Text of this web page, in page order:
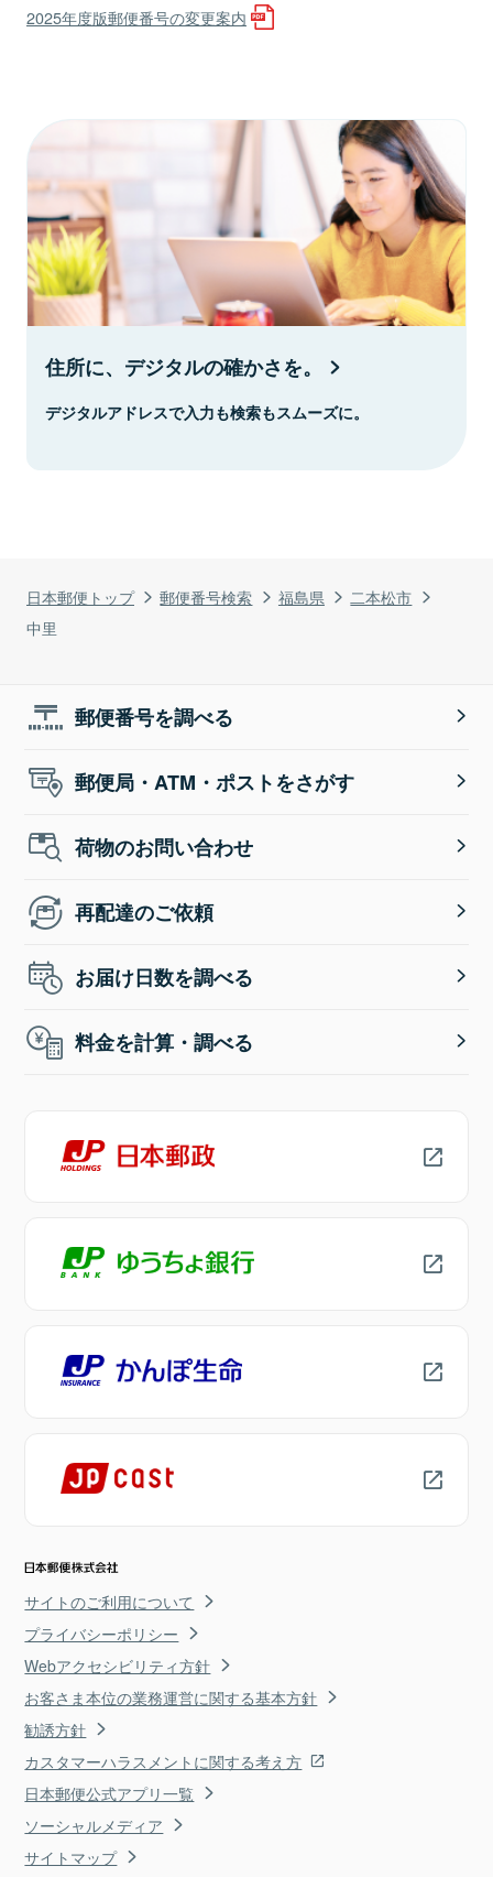
日本郵便トップ 郵便番号検索 福島県
二本松市
中里
2025年度版郵便番号の変更案内
住所に、デジタルの確かさを。
デジタルアドレスで入力も検索もスムーズに。
郵便番号を調べる
郵便局・ATM・ポストをさがす
荷物のお問い合わせ
再配達のご依頼
お届け日数を調べる
料金を計算・調べる
サイトのご利用について
プライバシーポリシー
Webアクセシビリティ方針
お客さま本位の業務運営に関する基本方針
勧誘方針
カスタマーハラスメントに関する考え方
日本郵便公式アプリ一覧
ソーシャルメディア
サイトマップ